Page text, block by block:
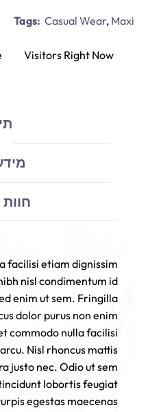
Tags: Casual Wear, Maxi
Visitors Right Now
חוות
facilisi etiam dignissim
nisl condimentum id
enim ut sem. Fringilla
dolor purus non enim
commodo nulla facilisi
Nisl rhoncus mattis
justo nec. Odio ut sem
lobortis feugiat
egestas maecenas